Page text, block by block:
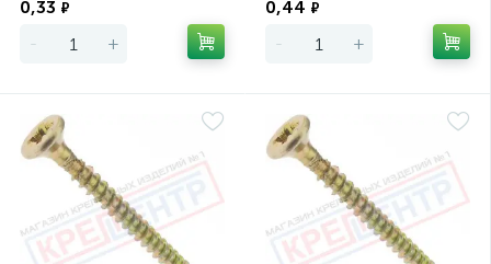
0,33 ₽
- +
0,44 ₽
- +